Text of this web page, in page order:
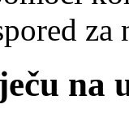
za
na